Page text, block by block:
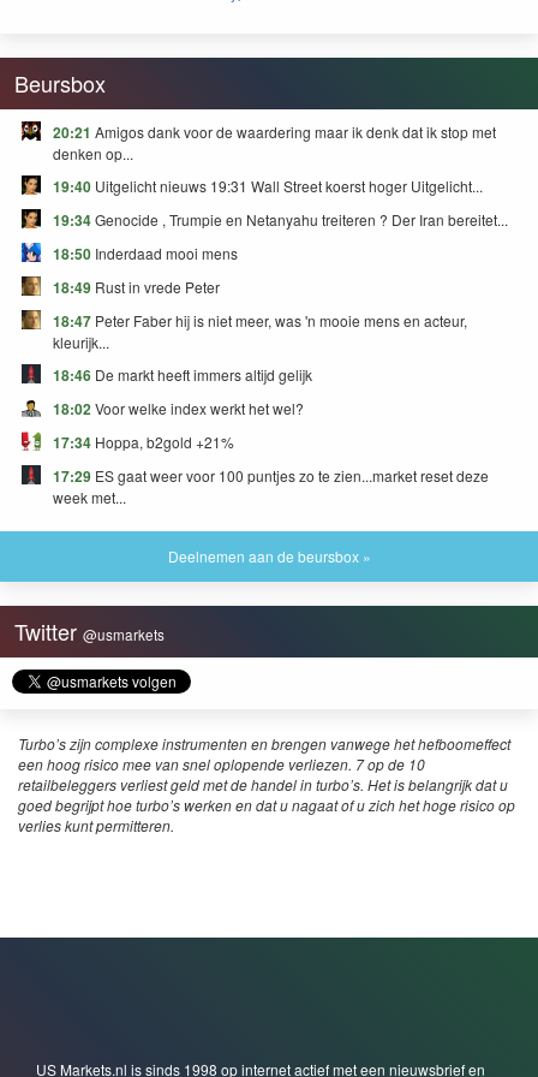
Beursbox
20:21 Amigos dank voor de waardering maar ik denk dat ik stop met
denken op...
19:40 Uitgelicht nieuws 19:31 Wall Street koerst hoger Uitgelicht...
19:34Genocide , Trumpie en Netanyahu treiteren ? Der Iran bereitet...
18:50 Inderdaad mooi mens
18:49 Rust in vrede Peter
18:47 Peter Faber hij is niet meer, was 'n mooie mens en acteur,
kleurijk...
18:46 De markt heeft immers altijd gelijk
18:02Voor welke index werkt het wel?
17:34 Hoppa, b2gold +21%
17:29 ES gaat weer voor 100 puntjes zo te zien...market reset deze
week met...
Deelnemen aan de beursbox »
Twitter @usmarkets
Turbo’s zijn complexe instrumenten en brengen vanwege het hefboomeffect
een hoog risico mee van snel oplopende verliezen. 7 op de 10
retailbeleggers verliest geld met de handel in turbo’s. Het is belangrijk dat u
goed begrijpt hoe turbo’s werken en dat u nagaat of u zich het hoge risico op
verlies kunt permitteren.
US Markets.nl is sinds 1998 op internet actief met een nieuwsbrief en